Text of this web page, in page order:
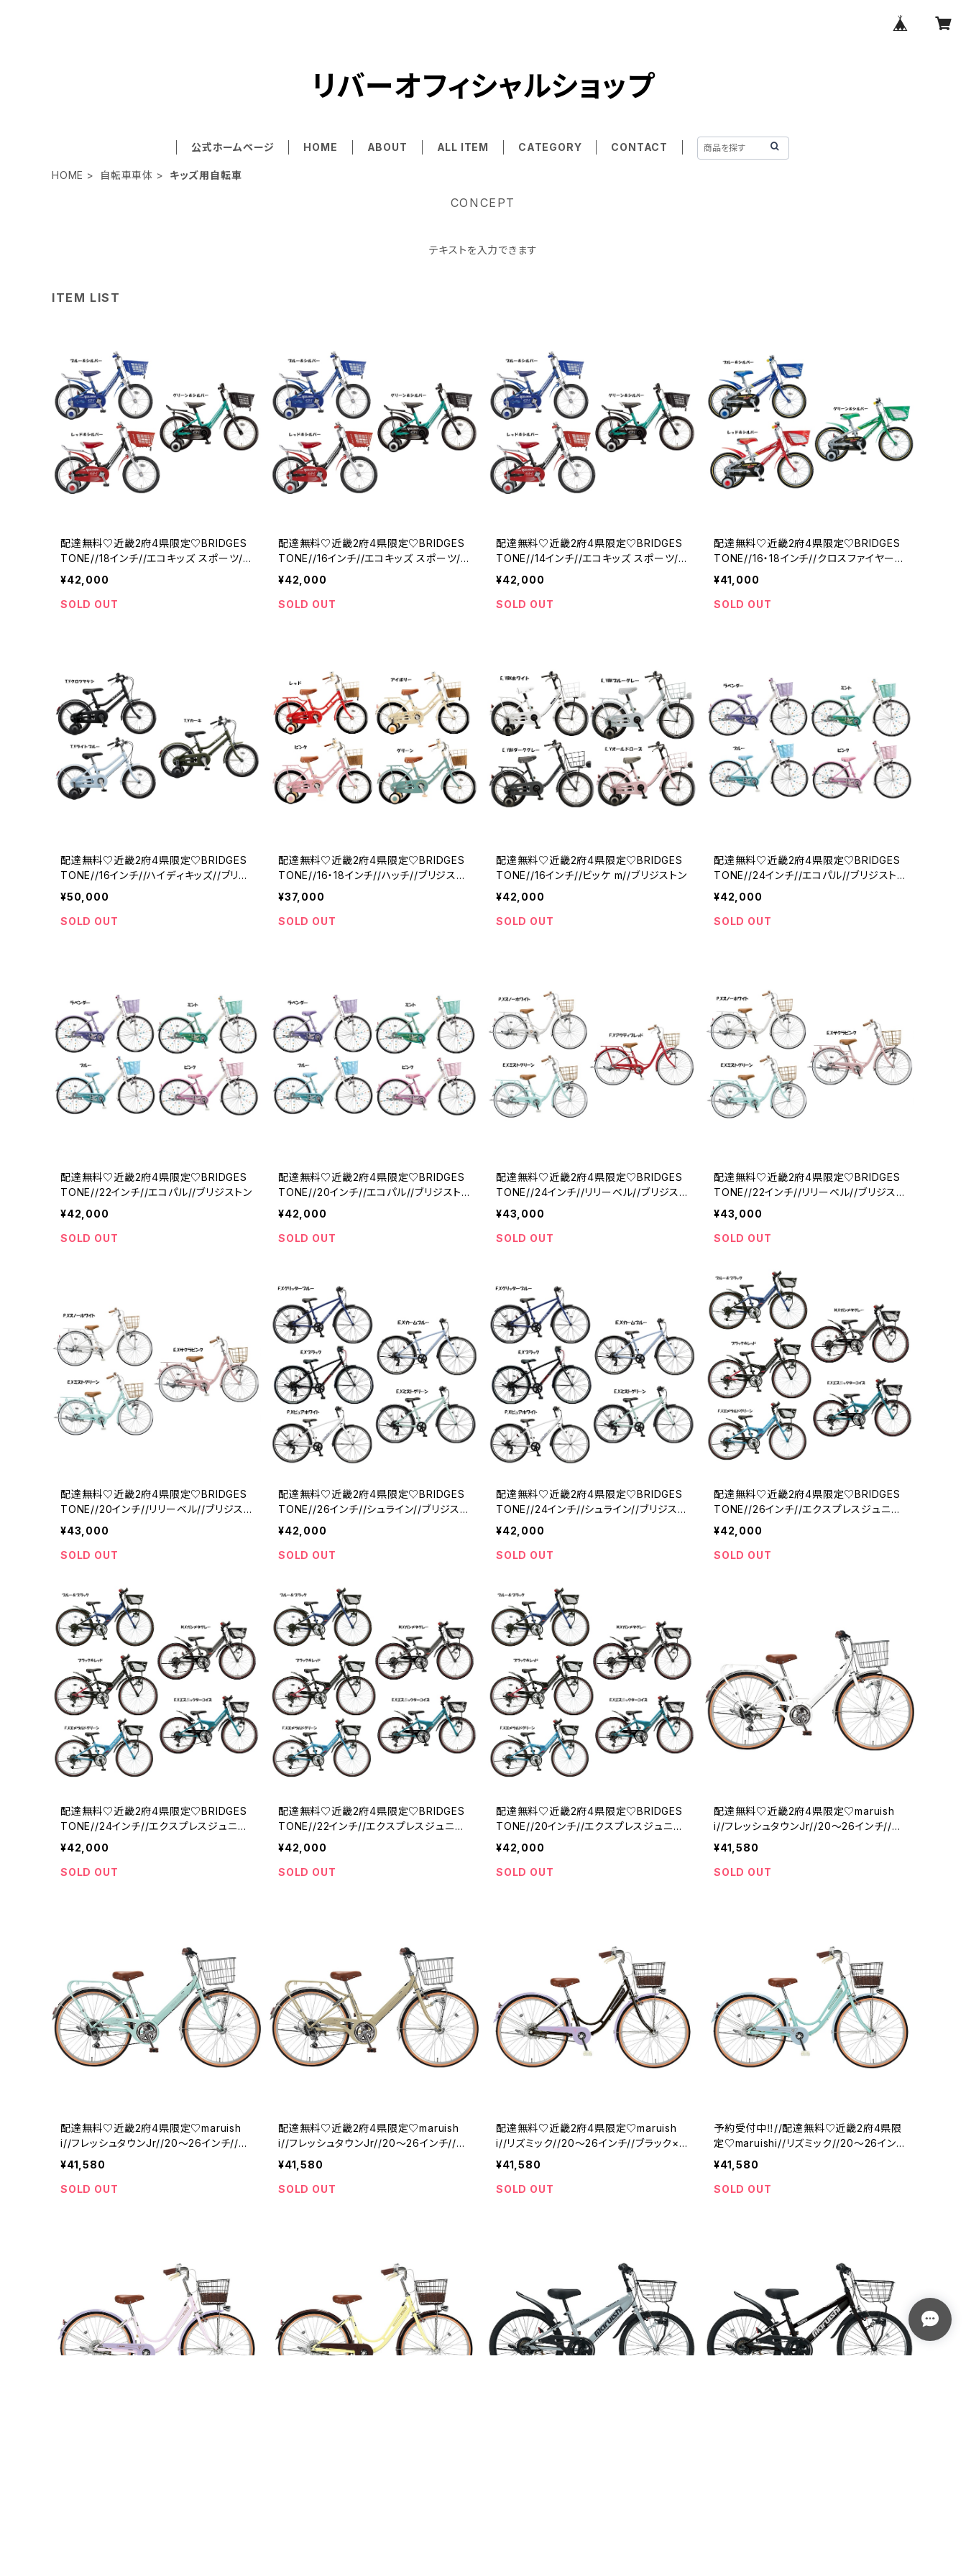
リバーオフィシャルショップ
公式ホームページ HOME ABOUT ALL ITEM CATEGORY CONTACT
HOME 自転車車体 キッズ用自転車
CONCEPT
テキストを入力できます
ITEM LIST
配達無料♡近畿2府4県限定♡BRIDGES
TONE//18インチ//エコキッズ スポーツ//
ブリジストン
¥42,000
SOLD OUT
配達無料♡近畿2府4県限定♡BRIDGES
TONE//16インチ//エコキッズ スポーツ//
ブリジストン
¥42,000
SOLD OUT
配達無料♡近畿2府4県限定♡BRIDGES
TONE//14インチ//エコキッズ スポーツ//
ブリジストン
¥42,000
SOLD OUT
配達無料♡近畿2府4県限定♡BRIDGES
TONE//16・18インチ//クロスファイヤー
キッズ//ブリジストン
¥41,000
SOLD OUT
配達無料♡近畿2府4県限定♡BRIDGES
TONE//16インチ//ハイディキッズ//ブリジ
ストン
¥50,000
SOLD OUT
配達無料♡近畿2府4県限定♡BRIDGES
TONE//16・18インチ//ハッチ//ブリジスト
ン
¥37,000
SOLD OUT
配達無料♡近畿2府4県限定♡BRIDGES
TONE//16インチ//ビッケ m//ブリジストン
¥42,000
SOLD OUT
配達無料♡近畿2府4県限定♡BRIDGES
TONE//24インチ//エコパル//ブリジスト
ン
¥42,000
SOLD OUT
配達無料♡近畿2府4県限定♡BRIDGES
TONE//22インチ//エコパル//ブリジストン
¥42,000
SOLD OUT
配達無料♡近畿2府4県限定♡BRIDGES
TONE//20インチ//エコパル//ブリジスト
ン
¥42,000
SOLD OUT
配達無料♡近畿2府4県限定♡BRIDGES
TONE//24インチ//リリーベル//ブリジスト
ン
¥43,000
SOLD OUT
配達無料♡近畿2府4県限定♡BRIDGES
TONE//22インチ//リリーベル//ブリジスト
ン
¥43,000
SOLD OUT
配達無料♡近畿2府4県限定♡BRIDGES
TONE//20インチ//リリーベル//ブリジスト
ン
¥43,000
SOLD OUT
配達無料♡近畿2府4県限定♡BRIDGES
TONE//26インチ//シュライン//ブリジスト
ン
¥42,000
SOLD OUT
配達無料♡近畿2府4県限定♡BRIDGES
TONE//24インチ//シュライン//ブリジスト
ン
¥42,000
SOLD OUT
配達無料♡近畿2府4県限定♡BRIDGES
TONE//26インチ//エクスプレスジュニ
ア//ブリジストン
¥42,000
SOLD OUT
配達無料♡近畿2府4県限定♡BRIDGES
TONE//24インチ//エクスプレスジュニ
ア//ブリジストン
¥42,000
SOLD OUT
配達無料♡近畿2府4県限定♡BRIDGES
TONE//22インチ//エクスプレスジュニ
ア//ブリジストン
¥42,000
SOLD OUT
配達無料♡近畿2府4県限定♡BRIDGES
TONE//20インチ//エクスプレスジュニ
ア//ブリジストン
¥42,000
SOLD OUT
配達無料♡近畿2府4県限定♡maruish
i//フレッシュタウンJr//20～26インチ//パ
ールホワイトW61P-01//ジュニアバイク//
丸石//マルイシ
¥41,580
SOLD OUT
配達無料♡近畿2府4県限定♡maruish
i//フレッシュタウンJr//20～26インチ//グ
レイッシュミントH46E-01//ジュニアバイ
ク//丸石//マルイシ
¥41,580
SOLD OUT
配達無料♡近畿2府4県限定♡maruish
i//フレッシュタウンJr//20～26インチ//ラ
テベージュC86E-01//ジュニアバイク//丸
石//マルイシ
¥41,580
SOLD OUT
配達無料♡近畿2府4県限定♡maruish
i//リズミック//20～26インチ//ブラック×
パープル//K57M-01//ガールズバイク//丸
石//マルイシ
¥41,580
SOLD OUT
予約受付中‼//配達無料♡近畿2府4県限
定♡maruishi//リズミック//20～26イン
チ//ミント×ライトブルーH94E-01//ガール
ズバイク//丸石//マルイシ
¥41,580
SOLD OUT